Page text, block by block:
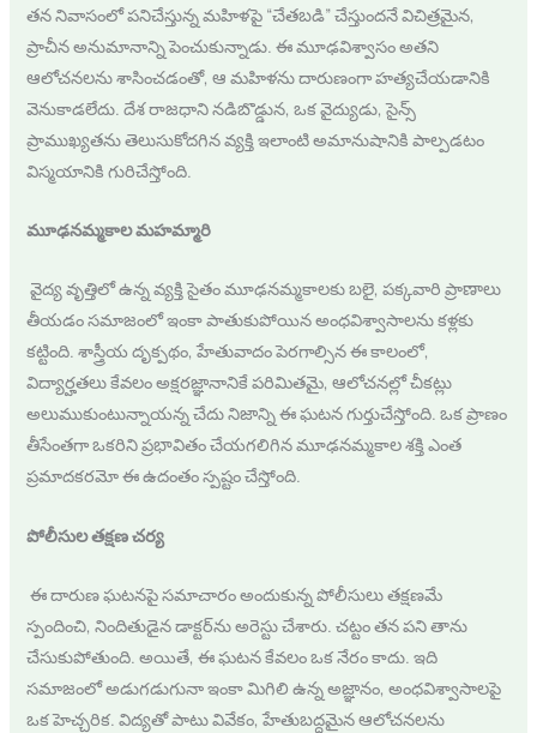
తన నివాసంలో పనిచేస్తున్న మహిళపై “చేతబడి” చేస్తుందనే విచిత్రమైన,
ప్రాచీన అనుమానాన్ని పెంచుకున్నాడు. ఈ మూఢవిశ్వాసం అతని
ఆలోచనలను శాసించడంతో, ఆ మహిళను దారుణంగా హత్యచేయడానికి
వెనుకాడలేదు. దేశ రాజధాని నడిబొడ్డున, ఒక వైద్యుడు, సైన్స్
ప్రాముఖ్యతను తెలుసుకోదగిన వ్యక్తి ఇలాంటి అమానుషానికి పాల్పడటం
విస్మయానికి గురిచేస్తోంది.
మూఢనమ్మకాల మహమ్మారి
వైద్య వృత్తిలో ఉన్న వ్యక్తి సైతం మూఢనమ్మకాలకు బలై, పక్కవారి ప్రాణాలు
తీయడం సమాజంలో ఇంకా పాతుకుపోయిన అంధవిశ్వాసాలను కళ్లకు
కట్టింది. శాస్త్రీయ దృక్పథం, హేతువాదం పెరగాల్సిన ఈ కాలంలో,
విద్యార్హతలు కేవలం అక్షరజ్ఞానానికే పరిమితమై, ఆలోచనల్లో చీకట్లు
అలుముకుంటున్నాయన్న చేదు నిజాన్ని ఈ ఘటన గుర్తుచేస్తోంది. ఒక ప్రాణం
తీసేంతగా ఒకరిని ప్రభావితం చేయగలిగిన మూఢనమ్మకాల శక్తి ఎంత
ప్రమాదకరమో ఈ ఉదంతం స్పష్టం చేస్తోంది.
పోలీసుల తక్షణ చర్య
ఈ దారుణ ఘటనపై సమాచారం అందుకున్న పోలీసులు తక్షణమే
స్పందించి, నిందితుడైన డాక్టర్‌ను అరెస్టు చేశారు. చట్టం తన పని తాను
చేసుకుపోతుంది. అయితే, ఈ ఘటన కేవలం ఒక నేరం కాదు. ఇది
సమాజంలో అడుగడుగునా ఇంకా మిగిలి ఉన్న అజ్ఞానం, అంధవిశ్వాసాలపై
ఒక హెచ్చరిక. విద్యతో పాటు వివేకం, హేతుబద్ధమైన ఆలోచనలను